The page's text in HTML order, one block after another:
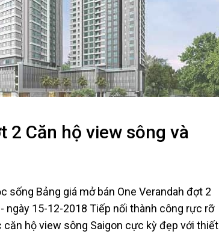
2 Căn hộ view sông và
sống Bảng giá mở bán One Verandah đợt 2
ngày 15-12-2018 Tiếp nối thành công rực rỡ
căn hộ view sông Saigon cực kỳ đẹp với thiết